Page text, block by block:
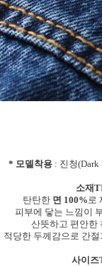
* 모델착용: 진청(Dark
소재
탄탄한 면 100%로
피부에 닿는 느낌이
산뜻하고 편안한
적당한 두께감으로 간
사이즈